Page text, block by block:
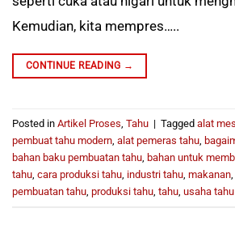
Kemudian, kita mempres…..
CONTINUE READING →
Posted in Artikel Proses Tahu | Tagged alat
pembuat tahu modern alat pemeras tahu
bahan baku pembuatan tahu bahan untuk
tahu cara produksi tahu industri tahu makanan
pembuatan tahu produksi tahu tahu usaha tahu